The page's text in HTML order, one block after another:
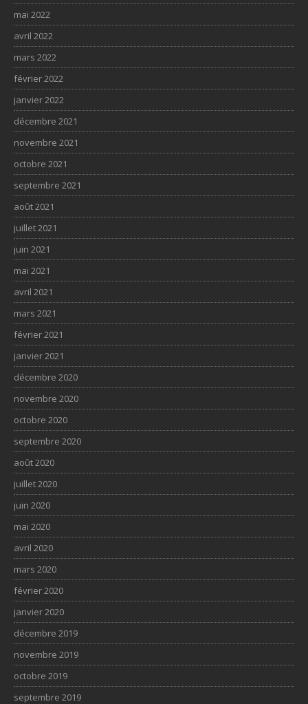
mai 2022
avril 2022
mars 2022
février 2022
janvier 2022
décembre 2021
novembre 2021
octobre 2021
septembre 2021
août 2021
juillet 2021
juin 2021
mai 2021
avril 2021
mars 2021
février 2021
janvier 2021
décembre 2020
novembre 2020
octobre 2020
septembre 2020
août 2020
juillet 2020
juin 2020
mai 2020
avril 2020
mars 2020
février 2020
janvier 2020
décembre 2019
novembre 2019
octobre 2019
septembre 2019